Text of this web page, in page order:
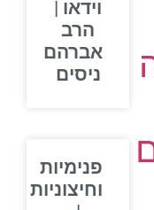
וידאו |
הרב
אברהם
ניסים
פנימיות
וחיצוניות